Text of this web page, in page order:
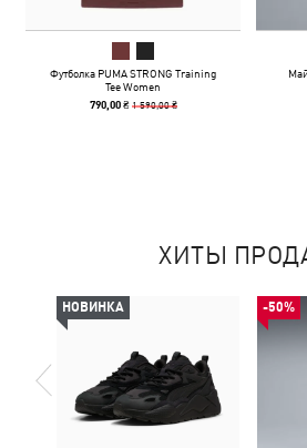
Футболка PUMA STRONG Training
Tee Women
790,00 ₴ 1 590,00 ₴
ХИТЫ
НОВИНКА -50%